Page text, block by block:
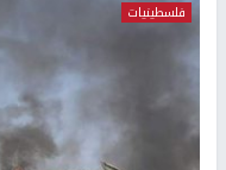
فلسطينيات